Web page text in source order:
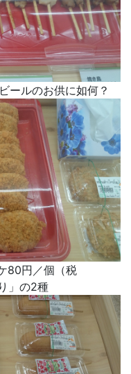
ールのお供に如何？
80円／個（税
」の2種